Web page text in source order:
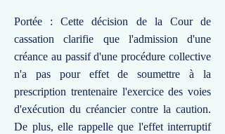
Portée : Cette décision de la Cour de
cassation clarifie que l'admission d'une
créance au passif d'une procédure collective
n'a pas pour effet de soumettre à la
prescription trentenaire l'exercice des voies
d'exécution du créancier contre la caution.
De plus, elle rappelle que l'effet interruptif